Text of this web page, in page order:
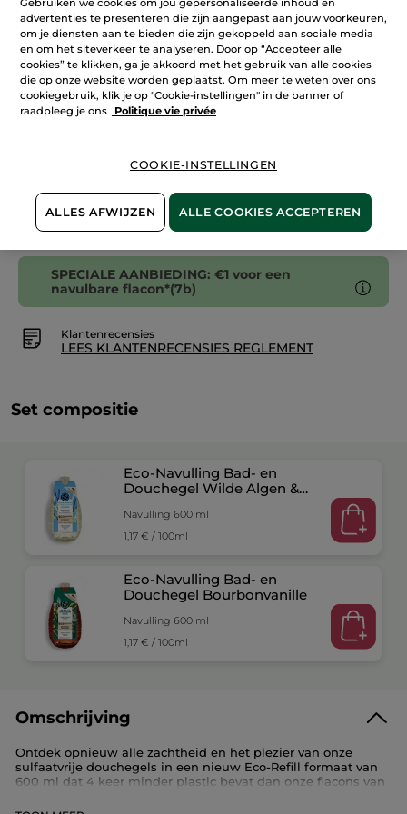
-
Vanille
&
Algen
IN WINKELMANDJE
Bezorging vanaf12/08
Niet tevreden? Geld terug!
Algemene Voorwaarden
LEES HIER DE ALGEMENE VOORWAARDEN
SPECIALE AANBIEDING: €1 voor een
navulbare flacon*(7b)
Klantenrecensies
LEES KLANTENRECENSIES REGLEMENT
Set compositie
Eco-Navulling Bad- en
Douchegel Wilde Algen &
Navulling 600 ml
1,17 € / 100ml
Eco-Navulling Bad- en
Douchegel Bourbonvanille
Navulling 600 ml
1,17 € / 100ml
Omschrijving
Ontdek opnieuw alle zachtheid en het plezier van onze
sulfaatvrije douchegels in een nieuw Eco-Refill formaat van
600 ml dat 4 keer minder plastic bevat dan onze flacons van
Gebruiken we cookies om jou gepersonaliseerde inhoud en
advertenties te presenteren die zijn aangepast aan jouw voorkeuren,
om je diensten aan te bieden die zijn gekoppeld aan sociale media
en om het siteverkeer te analyseren. Door op “Accepteer alle
cookies” te klikken, ga je akkoord met het gebruik van alle cookies
die op onze website worden geplaatst. Om meer te weten over ons
cookiegebruik, klik je op "Cookie-instellingen" in de banner of
raadpleeg je ons
Politique vie privée
COOKIE-INSTELLINGEN
ALLES AFWIJZEN ALLE COOKIES ACCEPTEREN